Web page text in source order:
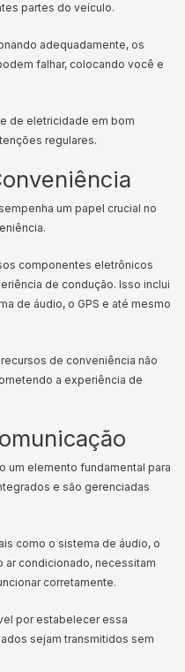
partes do veículo.
adequadamente, os
falhar, colocando você e
de eletricidade em bom
regulares.
um papel crucial no
componentes eletrônicos
de condução. Isso inclui
de áudio, o GPS e até mesmo
de conveniência não
a experiência de
um elemento fundamental para
e são gerenciadas
como o sistema de áudio, o
ar condicionado, necessitam
corretamente.
por estabelecer essa
sejam transmitidos sem